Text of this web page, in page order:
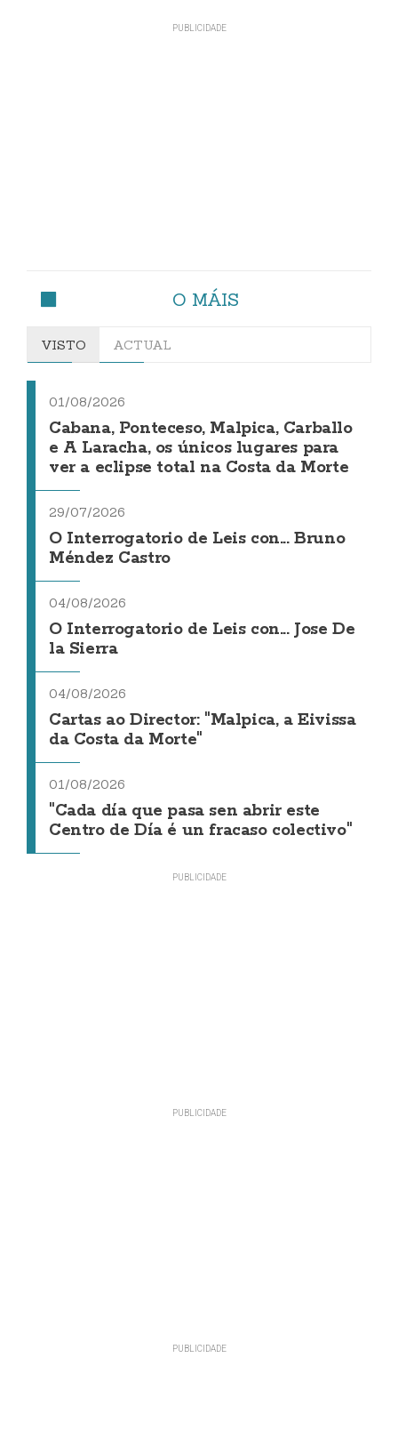
O MÁIS
VISTO ACTUAL
01/08/2026
Cabana, Ponteceso, Malpica, Carballo
e A Laracha, os únicos lugares para
ver a eclipse total na Costa da Morte
29/07/2026
O Interrogatorio de Leis con... Bruno
Méndez Castro
04/08/2026
O Interrogatorio de Leis con... Jose De
la Sierra
04/08/2026
Cartas ao Director: "Malpica, a Eivissa
da Costa da Morte"
01/08/2026
"Cada día que pasa sen abrir este
Centro de Día é un fracaso colectivo"